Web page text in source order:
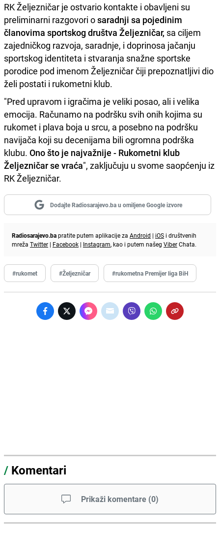
RK Željezničar je ostvario kontakte i obavljeni su
preliminarni razgovori osaradnji sa pojedinim
članovima sportskog društva Željezničar, sa ciljem
zajedničkog razvoja, saradnje, i doprinosa jačanju
sportskog identiteta i stvaranja snažne sportske
porodice pod imenom Željezničar čiji prepoznatljivi dio
želi postati i rukometni klub.
"Pred upravom i igračima je veliki posao, ali i velika
emocija. Računamo na podršku svih onih kojima su
rukomet i plava boja u srcu, a posebno na podršku
navijača koji su decenijama bili ogromna podrška
klubu. Ono što je najvažnije - Rukometni klub
Željezničar se vraća", zaključuju u svome saopćenju iz
RK Željezničar.
Dodajte Radiosarajevo.ba u omiljene Google izvore
Radiosarajevo.bapratite putem aplikacije za Android | iOS i društvenih
mreža Twitter | Facebook | Instagram, kao i putem našeg ViberChata.
#rukomet #Željezničar #rukometna Premijer liga BiH
/ Komentari
Prikaži komentare (0)